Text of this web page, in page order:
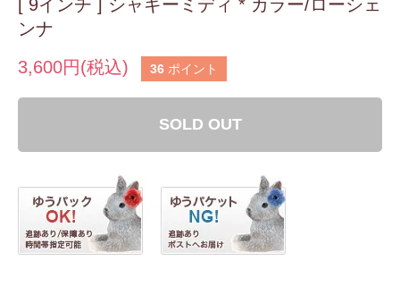
[ 9インチ ] シャギーミディ * カラー/ローシェ
ンナ
3,600円(税込)
36 ポイント
SOLD OUT